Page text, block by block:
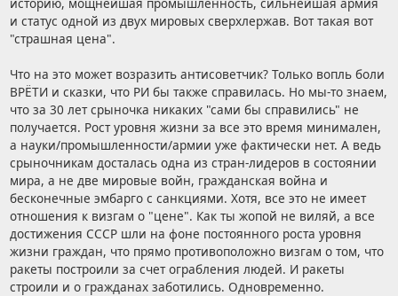
и статус одной из двух мировых сверхлержав. Вот такая вот
"страшная цена".
Что на это может возразить антисоветчик? Только вопль боли
ВРЁТИ и сказки, что РИ бы также справилась. Но мы-то знаем,
что за 30 лет срыночка никаких "сами бы справились" не
получается. Рост уровня жизни за все это время минимален,
а науки/промышленности/армии уже фактически нет. А ведь
срыночникам досталась одна из стран-лидеров в состоянии
мира, а не две мировые войн, гражданская война и
бесконечные эмбарго с санкциями. Хотя, все это не имеет
отношения к визгам о "цене". Как ты жопой не виляй, а все
достижения СССР шли на фоне постоянного роста уровня
жизни граждан, что прямо противоположно визгам о том, что
ракеты построили за счет ограбления людей. И ракеты
строили и о гражданах заботились. Одновременно.